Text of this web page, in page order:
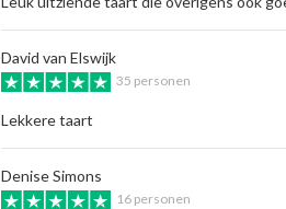
David van Elswijk
35 personen
Lekkere taart
Denise Simons
16 personen